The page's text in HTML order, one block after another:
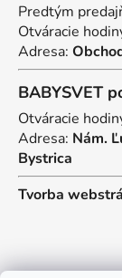
Predtým
Otváracie
Adresa:
BABYSVET
Otváracie
Adresa: Nám.
Bystrica
Tvorba